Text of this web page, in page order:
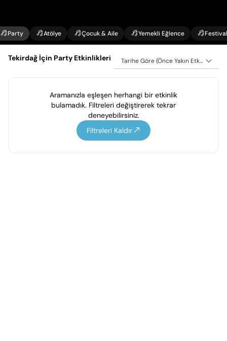
Party Atölye Çocuk & Aile Yemekli Eğlence Festival
Tekirdağ İçin Party Etkinlikleri Tarihe Göre (Önce Yakın Etkinlikler)
Aramanızla eşleşen herhangi bir etkinlik
bulamadık. Filtreleri değiştirerek tekrar
deneyebilirsiniz.
Filtreleri Kaldır